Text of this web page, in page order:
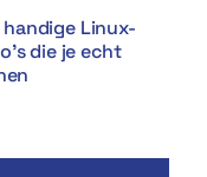
Linux-
die je echt